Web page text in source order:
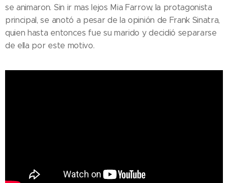
se animaron. Sin ir mas lejos Mia Farrow, la protagonista
principal, se anotó a pesar de la opinión de Frank Sinatra,
quien hasta entonces fue su marido y decidió separarse
de ella por este motivo.